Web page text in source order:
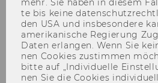
Team
mehr. Sie haben in die­sem
te bis keine
den USA und ins­be­son­de­re
amerikanische Re­gie­rung
Daten er­lan­gen. Wenn Sie
nen Coo­kies zu­stim­men
bitte auf „In­di­vi­du­el­le
nen Sie die Coo­kies